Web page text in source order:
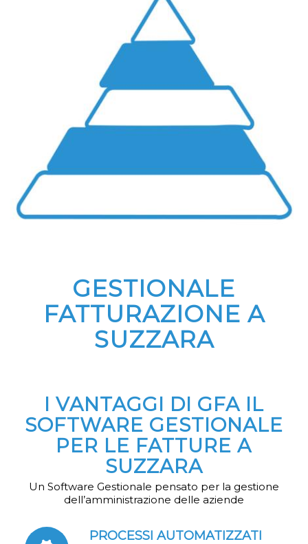
GESTIONALE
FATTURAZIONE A
SUZZARA
I VANTAGGI DI GFA IL
SOFTWARE GESTIONALE
PER LE FATTURE A
SUZZARA
Un Software Gestionale pensato per la gestione
dell’amministrazione delle aziende
PROCESSI AUTOMATIZZATI